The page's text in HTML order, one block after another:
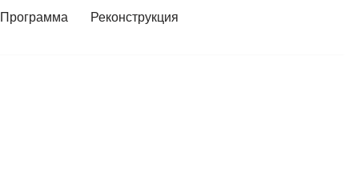
Программа
Реконструкция